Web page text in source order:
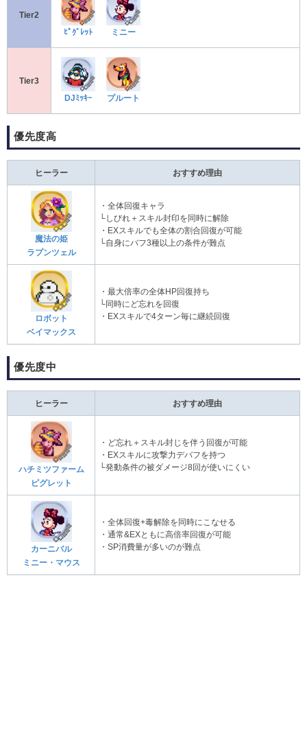
Tier2
ﾋﾟｸﾞﾚｯﾄ ミニー
Tier3
DJﾐｯｷｰ プルート
優先度高
ヒーラー おすすめ理由
魔法の姫
ラプンツェル
・全体回復キャラ
└しびれ＋スキル封印を同時に解除
・EXスキルでも全体の割合回復が可能
└自身にバフ3種以上の条件が難点
ロボット
ベイマックス
・最大倍率の全体HP回復持ち
└同時にど忘れを回復
・EXスキルで4ターン毎に継続回復
優先度中
ヒーラー おすすめ理由
ハチミツファーム
ピグレット
・ど忘れ＋スキル封じを伴う回復が可能
・EXスキルに攻撃力デバフを持つ
└発動条件の被ダメージ8回が使いにくい
カーニバル
ミニー・マウス
・全体回復+毒解除を同時にこなせる
・通常&EXともに高倍率回復が可能
・SP消費量が多いのが難点